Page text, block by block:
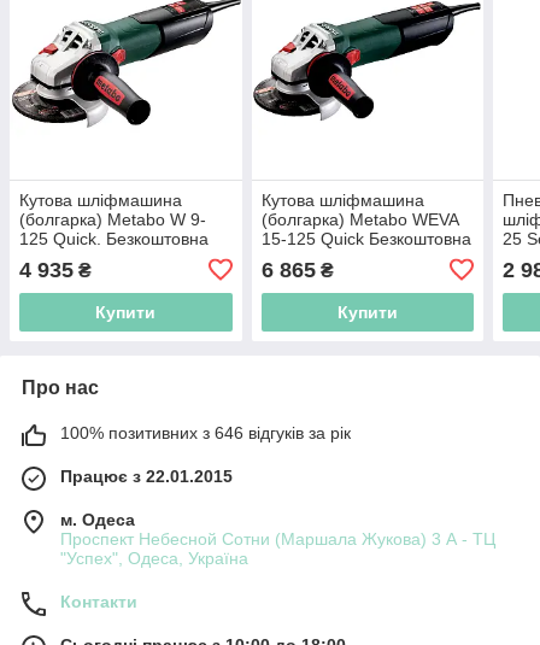
Кутова шліфмашина
(болгарка) Metabo W 9-
125 Quick. Безкоштовна
4 935 ₴
Купити
Кутова шліфмашина
(болгарка) Metabo WEVA
15-125 Quick Безкоштовна
6 865₴
Купити
25
2
Про нас
100% позитивних з 646 відгуків за рік
Працює з 22.01.2015
м. Одеса
Проспект Небесной Сотни (Маршала Жукова) 3 А - ТЦ
"Успех", Одеса, Україна
Контакти